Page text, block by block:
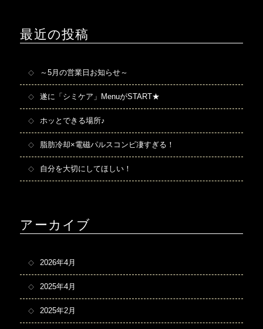
ン
最近の投稿
～5月の営業日お知らせ～
遂に「シミケア」MenuがSTART★
ホッとできる場所♪
脂肪冷却×電磁パルスコンビ凄すぎる！
自分を大切にしてほしい！
アーカイブ
2026年4月
2025年4月
2025年2月